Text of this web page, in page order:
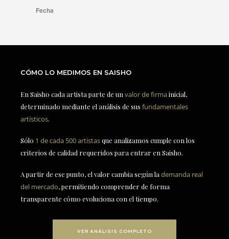
CÓMO LO MEDIMOS EN SAISHO
En Saisho cada artista parte de un valor de firmainicial,
determinado mediante el análisis de sus fundamentales
artísticos.
Sólo 1 de cada 500 artistasque analizamos cumple con los
criterios de calidad requeridos para entrar en Saisho.
A partir de ese punto, el valor cambia según la demanda real
del mercado, permitiendo comprender de forma
transparente cómo evoluciona con el tiempo.
VER ANÁLISIS COMPLETO